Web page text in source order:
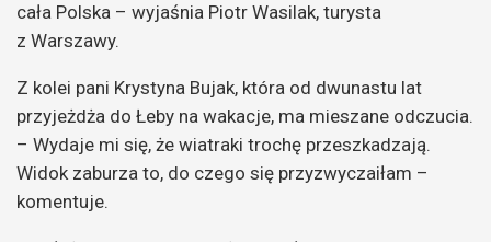
cała Polska – wyjaśnia Piotr Wasilak, turysta
z Warszawy.
Z kolei pani Krystyna Bujak, która od dwunastu lat
przyjeżdża do Łeby na wakacje, ma mieszane odczucia.
– Wydaje mi się, że wiatraki trochę przeszkadzają.
Widok zaburza to, do czego się przyzwyczaiłam –
komentuje.